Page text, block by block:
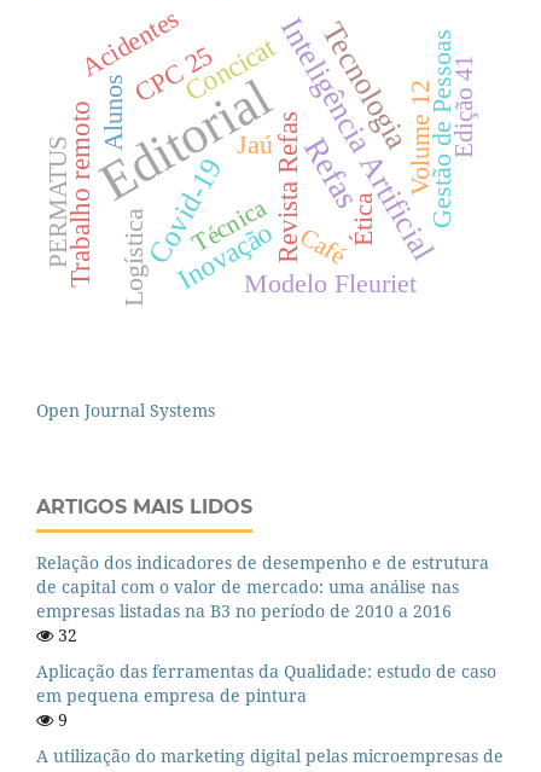
EditorialRefas
Inteligência Artificial
Tecnologia
Covid-19 Revista Refas
Inovação
Concicat
Trabalho remoto
CPC 25
Jaú
Alunos Gestão de Pessoas
Modelo Fleuriet
Volume 12
Ética
Logística
Acidentes
PERMATUS
Edição 41
Café
Técnica
Open Journal Systems
ARTIGOS MAIS LIDOS
Relação dos indicadores de desempenho e de estrutura
de capital com o valor de mercado: uma análise nas
empresas listadas na B3 no período de 2010 a 2016
32
Aplicação das ferramentas da Qualidade: estudo de caso
em pequena empresa de pintura
9
A utilização do marketing digital pelas microempresas de